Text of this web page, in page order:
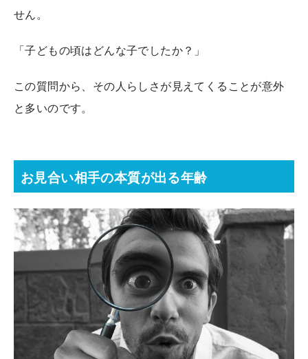
せん。
「子どもの頃はどんな子でしたか？」
この質問から、その人らしさが見えてくることが意外
と多いのです。
お見合い相手の本質が出る年齢